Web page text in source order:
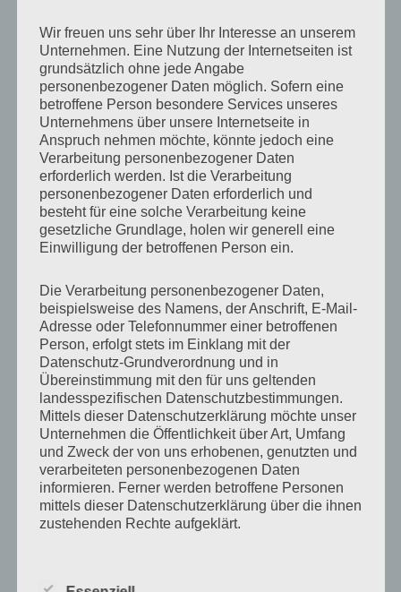
Wir freuen uns sehr über Ihr Interesse an unserem
Unternehmen. Eine Nutzung der Internetseiten ist
grundsätzlich ohne jede Angabe
personenbezogener Daten möglich. Sofern eine
betroffene Person besondere Services unseres
Unternehmens über unsere Internetseite in
Anspruch nehmen möchte, könnte jedoch eine
Verarbeitung personenbezogener Daten
erforderlich werden. Ist die Verarbeitung
personenbezogener Daten erforderlich und
besteht für eine solche Verarbeitung keine
gesetzliche Grundlage, holen wir generell eine
Einwilligung der betroffenen Person ein.
Die Verarbeitung personenbezogener Daten,
beispielsweise des Namens, der Anschrift, E-Mail-
Adresse oder Telefonnummer einer betroffenen
Person, erfolgt stets im Einklang mit der
Datenschutz-Grundverordnung und in
Übereinstimmung mit den für uns geltenden
landesspezifischen Datenschutzbestimmungen.
Mittels dieser Datenschutzerklärung möchte unser
Unternehmen die Öffentlichkeit über Art, Umfang
und Zweck der von uns erhobenen, genutzten und
verarbeiteten personenbezogenen Daten
informieren. Ferner werden betroffene Personen
mittels dieser Datenschutzerklärung über die ihnen
zustehenden Rechte aufgeklärt.
zahlreiche technische und organisatorische